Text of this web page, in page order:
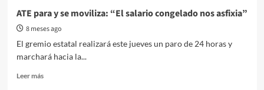
ATE para y se moviliza: “El salario congelado nos asfixia”
8 meses ago
El gremio estatal realizará este jueves un paro de 24 horas y
marchará hacia la...
Leer másRead